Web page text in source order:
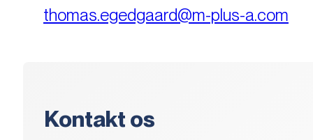
thomas.egedgaard@m-plus-a.com
Kontakt os